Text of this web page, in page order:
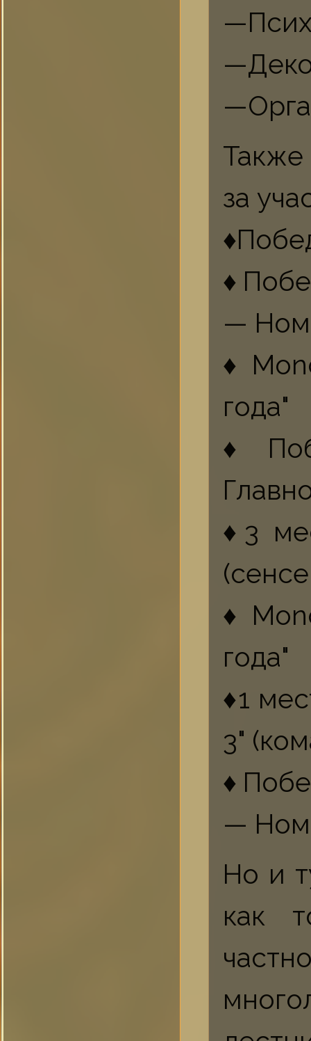
за
—
года"
♦3
года"
♦1
3"
—
Но и
как